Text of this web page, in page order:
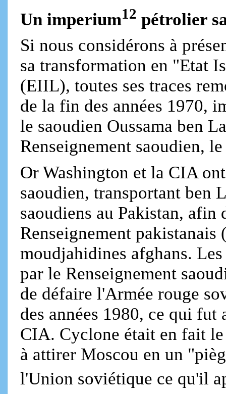
Un imperium12 pétrolier
Si nous considérons à
sa transformation en "Etat
(EIIL), toutes ses traces
de la fin des années 1970,
le saoudien Oussama ben
Renseignement saoudien,
Or Washington et la CIA
saoudien, transportant ben
saoudiens au Pakistan,
Renseignement
moudjahidines afghans.
par le Renseignement
de défaire l'Armée rouge
des années 1980, ce qui
CIA. Cyclone était en fait
à attirer Moscou en un
l'Union soviétique ce qu'il